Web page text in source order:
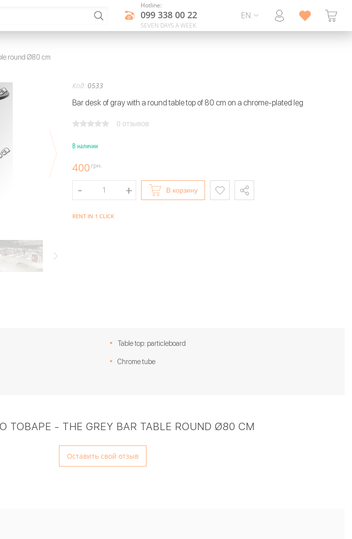
Hotline:
099 338 00 22
SEVEN DAYS A WEEK
EN
round Ø80 cm
Код: 0533
Bar desk of gray with a round table top of 80 cm on a chrome-plated leg
0 отзывов
В наличии
400 грн.
В корзину
RENT IN 1 CLICK
Table top: particleboard
Chrome tube
- THE GREY BAR TABLE ROUND Ø80 CM
Оставить свой отзыв